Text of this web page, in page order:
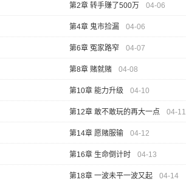
第2章 转手赚了500万 04-06
第4章 鬼市捡漏 04-06
第6章 冤家路窄 04-07
第8章 赌就赌 04-08
第10章 能力升级 04-10
第12章 敢不敢玩的再大一点 04-11
第14章 愿赌服输 04-12
第16章 生命倒计时 04-13
第18章 一波未平一波又起 04-14